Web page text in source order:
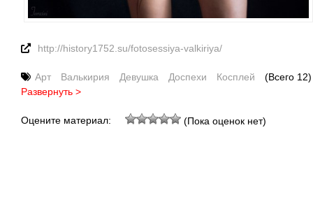
http://history1752.su/fotosessiya-valkiriya/
Арт Валькирия Девушка Доспехи Косплей
(Всего 12)
Развернуть >
Оцените материал: (Пока оценок нет)